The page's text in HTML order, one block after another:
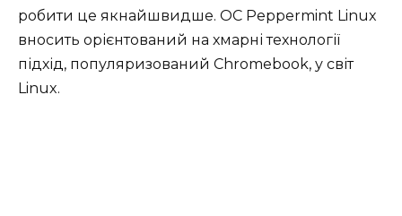
робити це якнайшвидше. ОС Peppermint Linux
вносить орієнтований на хмарні технології
підхід, популяризований Chromebook, у світ
Linux.